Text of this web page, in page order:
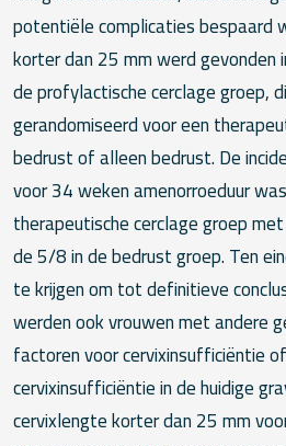
potentiële complicaties bespaard
korter dan 25 mm werd gevonden
de profylactische cerclage groep,
gerandomiseerd voor een
bedrust of alleen bedrust. De
voor 34 weken amenorroeduur
therapeutische cerclage groep
de 5/8 in de bedrust groep. Ten
te krijgen om tot definitieve
werden ook vrouwen met andere
factoren voor cervixinsufficiëntie
cervixinsufficiëntie in de huidige
cervixlengte korter dan 25 mm